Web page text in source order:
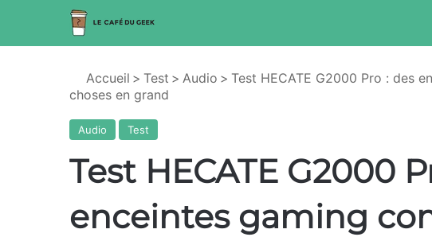
Accueil > Test > Audio > Test HECATE G2000 Pro : des
choses en grand
Audio Test
Test HECATE G2000
enceintes gaming